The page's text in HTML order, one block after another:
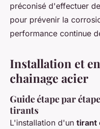
préconisé d'effectuer
pour prévenir la
performance continue
Installation et
chainage acier
Guide étape par
tirants
L'installation d'un tirant